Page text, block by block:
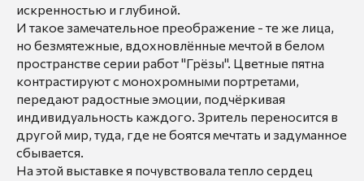
искренностью и глубиной.
И такое замечательное преображение - те же лица,
но безмятежные, вдохновлëнные мечтой в белом
пространстве серии работ "Грëзы". Цветные пятна
контрастируют с монохромными портретами,
передают радостные эмоции, подчёркивая
индивидуальность каждого. Зритель переносится в
другой мир, туда, где не боятся мечтать и задуманное
сбывается.
На этой выставке я почувствовала тепло сердец